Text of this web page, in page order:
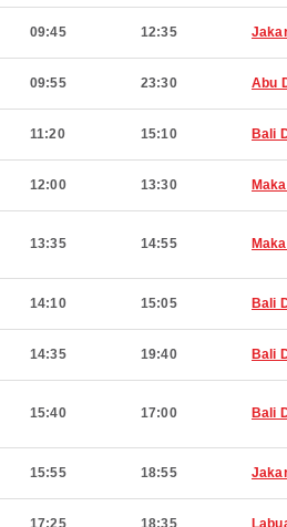
09:45 12:35
09:55 23:30 Abu
11:20 15:10 Bali
12:00 13:30
13:35 14:55
14:10 15:05 Bali
14:35 19:40 Bali
15:40 17:00 Bali
15:55 18:55
17:25 18:35